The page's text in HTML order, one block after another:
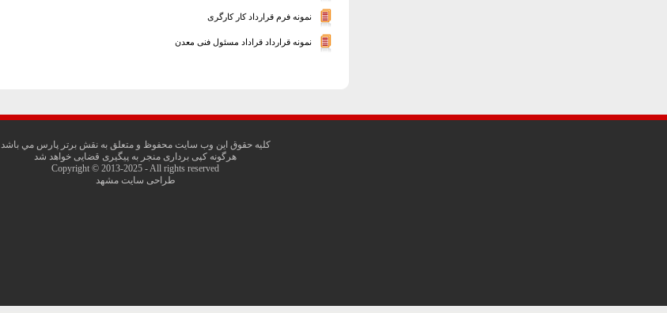
نمونه فرم قرارداد كار کارگری
نمونه قرارداد قراداد مسئول فنی معدن
کليه حقوق اين وب سايت محفوظ و متعلق به نقش برتر پارس مي باشد
هرگونه کپی برداری منجر به پیگیری قضایی خواهد شد
Copyright © 2013-2025 - All rights reserved
طراحی سایت مشهد